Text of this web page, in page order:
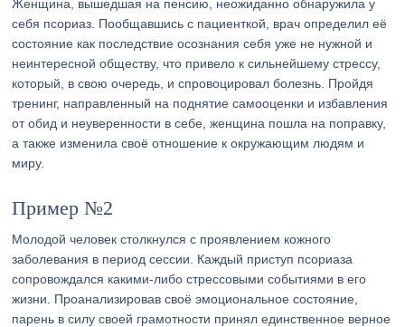
Женщина, вышедшая на пенсию, неожиданно обнаружила у
себя псориаз. Пообщавшись с пациенткой, врач определил её
состояние как последствие осознания себя уже не нужной и
неинтересной обществу, что привело к сильнейшему стрессу,
который, в свою очередь, и спровоцировал болезнь. Пройдя
тренинг, направленный на поднятие самооценки и избавления
от обид и неуверенности в себе, женщина пошла на поправку,
а также изменила своё отношение к окружающим людям и
миру.
Пример №2
Молодой человек столкнулся с проявлением кожного
заболевания в период сессии. Каждый приступ псориаза
сопровождался какими-либо стрессовыми событиями в его
жизни. Проанализировав своё эмоциональное состояние,
парень в силу своей грамотности принял единственное верное